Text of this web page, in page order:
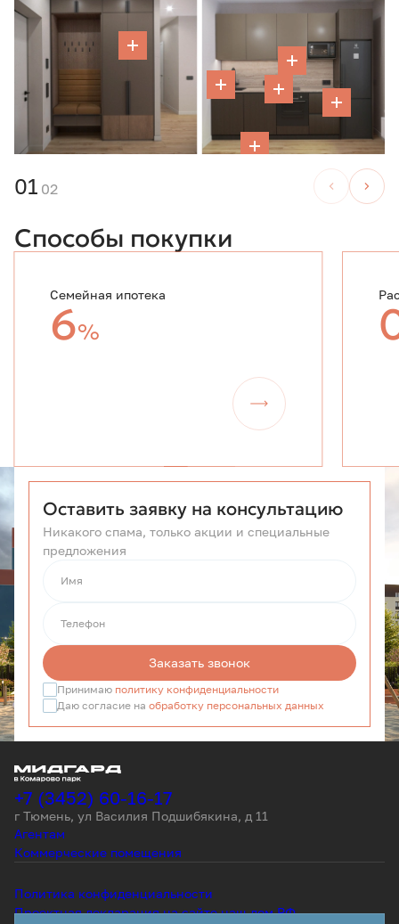
01 02
Способы покупки
Семейная ипотека
6%
Оставить заявку на консультацию
Никакого спама, только акции и специальные
предложения
Имя
Телефон
Заказать звонок
Принимаю политику конфиденциальности
Даю согласие на обработку персональных данных
Агентам
Коммерческие помещения
+7 (3452) 60-16-17
г Тюмень, ул Василия Подшибякина, д 11
Политика конфиденциальности
Проектная декларация на сайте наш.дом.РФ